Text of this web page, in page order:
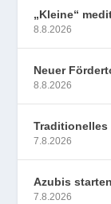
„Kleine“
8.8.2026
Neuer
8.8.2026
Traditionelles
7.8.2026
Azubis
7.8.2026